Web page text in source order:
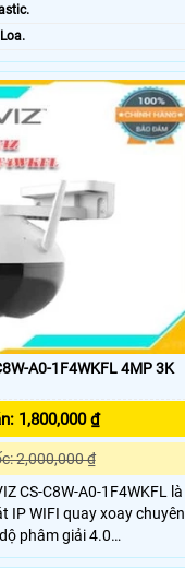
A0-1F4WKFL 4MP 3K
1,800,000 ₫
2,000,000 ₫
CS-C8W-A0-1F4WKFL là
IP WIFI quay xoay chuyên